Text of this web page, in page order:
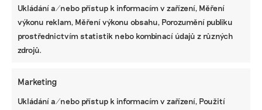
Ukládání a/nebo přístup k informacím v zařízení, Měření
výkonu reklam, Měření výkonu obsahu, Porozumění publiku
prostřednictvím statistik nebo kombinací údajů z různých
zdrojů.
Marketing
Ukládání a/nebo přístup k informacím v zařízení, Použití
způsob, jak řídit firmu do budoucna a zvyšovat
její hodnotu, říká expertka